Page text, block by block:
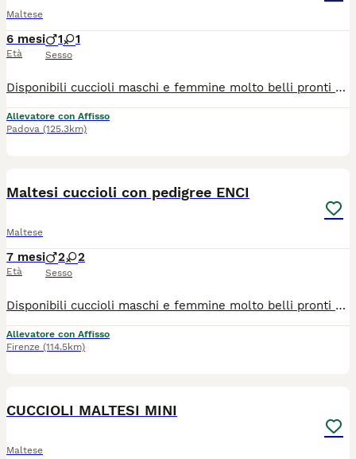
Maltese
6 mesi
Età
1 1
Sesso
Disponibili cuccioli maschi e femmine molto belli pronti alla consegna alla nuova famiglia. I cuccioli che noi proponiamo sono tutti nati rigorosamente presso il nostro allevamento riconosciuto ENCI e FCI di cui sono visibili i genitori. I cani vengono consegnati dopo i 3 mesi di età con: ✔️ Pedigree ENCI e documentazione sanitaria completa ✔️Microchip inserito, quindi già iscritto all'anagrafe canina ✔️ Ciclo di vaccinazioni completo ✔️ Sverminazione ✔️ Libretto sanitario ✔️ Abituati a fare i bisogni sulla traversina assorbente ✔️Mangiano crocchette secche 📍 Vieni a conoscerci: Allevamento della Famiglia Contarini Solarolo (RA) – Emilia Romagna 📞 Contattaci per maggiori informazioni, prezzi e per fissare una visita Visite tutti i giorni previo appuntamento 📱3386303108 (Se il numero non è visibile, clicca in alto a destra su “Mostra numero”) 📍 Vieni a conoscerci: 👉Allevamento della famiglia Contarini – Solarolo, Emilia Romagna 🌐www.canimaltesi.it INSTAGRAM: @allevamentofamigliacontarini
Allevatore con Affisso
Padova (125.3km)
Maltesi cuccioli con pedigree ENCI
Maltese
7 mesi
Età
2 2
Sesso
Disponibili cuccioli maschi e femmine molto belli pronti alla consegna alla nuova famiglia. I cuccioli che noi proponiamo sono tutti nati rigorosamente presso il nostro allevamento riconosciuto ENCI e FCI di cui sono visibili i genitori. I cani vengono consegnati dopo i 3 mesi di età con: ✔️ Pedigree ENCI e documentazione sanitaria completa ✔️Microchip inserito, quindi già iscritto all'anagrafe canina ✔️ Ciclo di vaccinazioni completo ✔️ Sverminazione ✔️ Libretto sanitario ✔️ Abituati a fare i bisogni sulla traversina assorbente ✔️Mangiano crocchette secche 📍 Vieni a conoscerci: Allevamento della Famiglia Contarini Solarolo (RA) – Emilia Romagna 📞 Contattaci per maggiori informazioni, prezzi e per fissare una visita Visite tutti i giorni previo appuntamento 📱3386303108 (Se il numero non è visibile, clicca in alto a destra su “Mostra numero”) 🌐www.canimaltesi.it ➡️ INSTAGRAM: @allevamentofamigliacontarini
Allevatore con Affisso
Firenze (114.5km)
CUCCIOLI MALTESI MINI
Maltese